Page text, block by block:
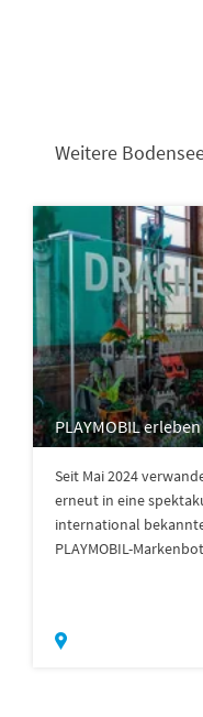
Weitere
PLAYMOBIL
Seit Mai 2024
erneut in eine
international
PLAYMOBIL-